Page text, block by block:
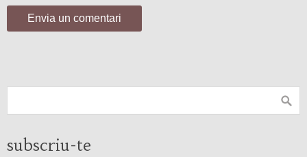
subscriu-te